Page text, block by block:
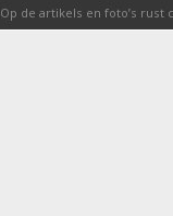
Op de artikels en foto’s rust